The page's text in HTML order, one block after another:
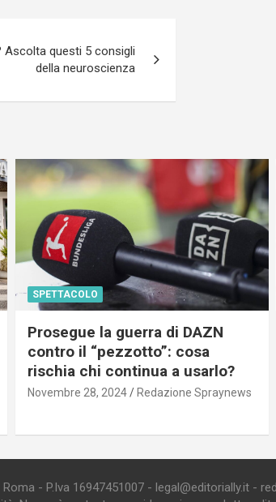
Ascolta questi 5 consigli
della neuroscienza
SPETTACOLO
Prosegue la guerra di DAZN
contro il “pezzotto”: cosa
rischia chi continua a usarlo?
Novembre 28, 2024 Redazione Spraynews
- P.Iva 16947451007 - legal@editorially.it -